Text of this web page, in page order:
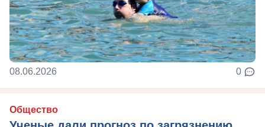
08.06.2026 0
Общество